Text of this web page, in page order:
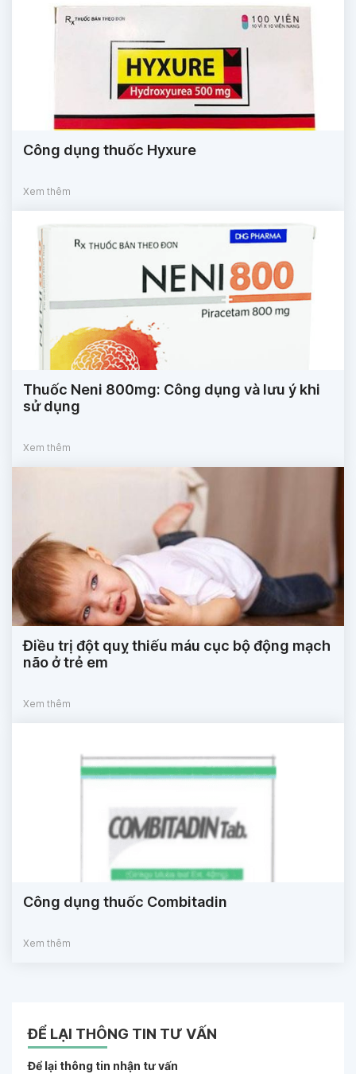
Công dụng thuốc Hyxure
Xem thêm
Thuốc Neni 800mg: Công dụng và lưu ý khi
sử dụng
Xem thêm
Điều trị đột quỵ thiếu máu cục bộ động mạch
não ở trẻ em
Xem thêm
Công dụng thuốc Combitadin
Xem thêm
ĐỂ LẠI THÔNG TIN TƯ VẤN
Để lại thông tin nhận tư vấn